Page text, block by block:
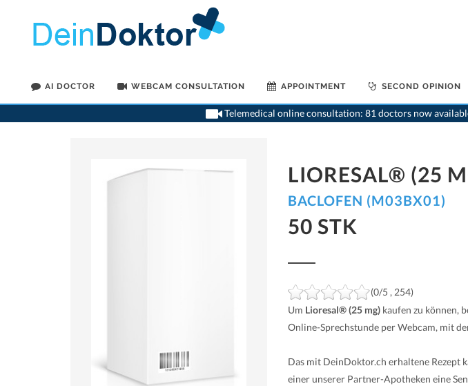
AI DOCTOR WEBCAM CONSULTATION APPOINTMENT SECOND OPINION
Telemedical online consultation: 81 doctors now
LIORESAL® (25
BACLOFEN (M03BX01)
50 STK
(0/5 , 254)
Um Lioresal® (25 mg) kaufen zu können,
Online-Sprechstunde per Webcam, mit
Das mit DeinDoktor.ch erhaltene Rezept
einer unserer Partner-Apotheken eine